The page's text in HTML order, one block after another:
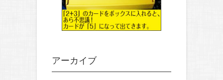
アーカイブ